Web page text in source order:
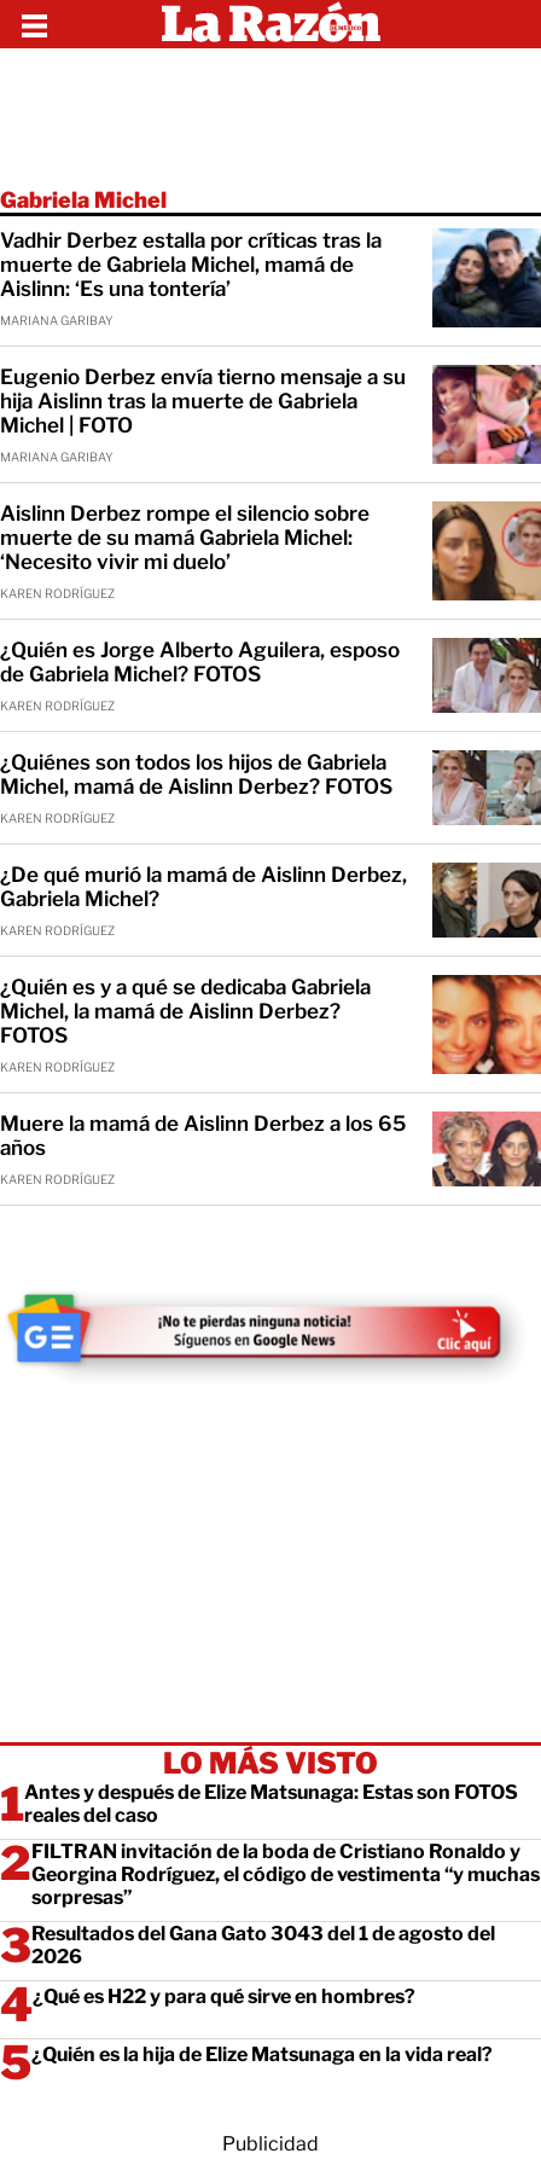
Gabriela Michel
Vadhir Derbez estalla por críticas tras la
muerte de Gabriela Michel, mamá de
Aislinn: ‘Es una tontería’
MARIANA GARIBAY
Eugenio Derbez envía tierno mensaje a su
hija Aislinn tras la muerte de Gabriela
Michel | FOTO
MARIANA GARIBAY
Aislinn Derbez rompe el silencio sobre
muerte de su mamá Gabriela Michel:
‘Necesito vivir mi duelo’
KAREN RODRÍGUEZ
¿Quién es Jorge Alberto Aguilera, esposo
de Gabriela Michel? FOTOS
KAREN RODRÍGUEZ
¿Quiénes son todos los hijos de Gabriela
Michel, mamá de Aislinn Derbez? FOTOS
KAREN RODRÍGUEZ
¿De qué murió la mamá de Aislinn Derbez,
Gabriela Michel?
KAREN RODRÍGUEZ
¿Quién es y a qué se dedicaba Gabriela
Michel, la mamá de Aislinn Derbez?
FOTOS
KAREN RODRÍGUEZ
Muere la mamá de Aislinn Derbez a los 65
años
KAREN RODRÍGUEZ
LO MÁS VISTO
Antes y después de Elize Matsunaga: Estas son FOTOS
reales del caso
FILTRAN invitación de la boda de Cristiano Ronaldo y
Georgina Rodríguez, el código de vestimenta “y muchas
sorpresas”
Resultados del Gana Gato 3043 del 1 de agosto del
2026
¿Qué es H22 y para qué sirve en hombres?
¿Quién es la hija de Elize Matsunaga en la vida real?
Publicidad